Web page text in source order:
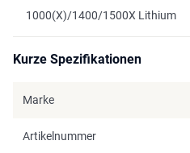
1000(X)/1400/1500X Lithium
Kurze Spezifikationen
Marke
Artikelnummer